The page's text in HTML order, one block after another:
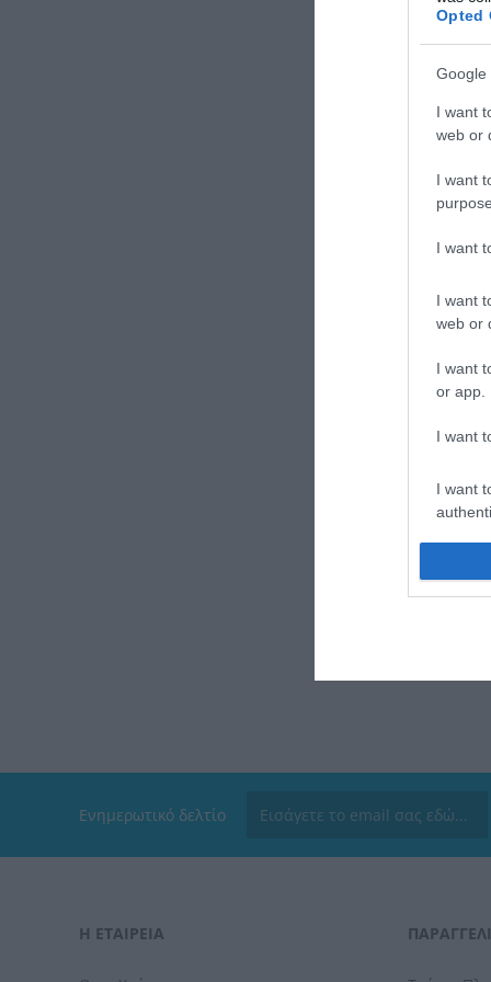
Opted
Google
I want
web or
I want
I want
I want
web or
I want
or app.
I want
I want
Ενημερωτικό δελτίο
Η ΕΤΑΙΡΕΙΑ